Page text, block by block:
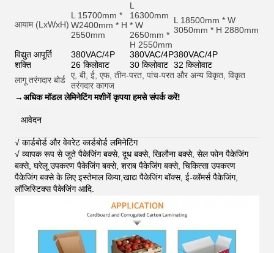
आयाम (LxWxH)
L 15700mm *
W2400mm * H
2550mm
L
16300mm
* W
2650mm *
H 2550mm
L 18500mm * W
3050mm * H 2880mm
विद्युत आपूर्ति 380VAC/4P 380VAC/4P380VAC/4P
शक्ति
26 किलोवाट 30 किलोवाट 32 किलोवाट
लागू तरंगदार बोर्ड ए, बी, ई, एफ, तीन-परत, पांच-परत और अन्य विकृत, विकृत
तरंगदार कागज
→अधिक मॉडल लेमिनेटिंग मशीनें कृपया हमसे संपर्क करें!
आवेदन
√ कार्डबोर्ड और वेवरेट कार्डबोर्ड लमिनेटिंग
√ व्यापक रूप से जूते पैकेजिंग बक्से, दूध बक्से, खिलौना बक्से, सेल फोन पैकेजिंग
बक्से, घरेलू उपकरण पैकेजिंग बक्से, शराब पैकेजिंग बक्से, चिकित्सा उपकरण
पैकेजिंग बक्से के लिए इस्तेमाल किया,खाद्य पैकेजिंग बॉक्स, ई-कॉमर्स पैकेजिंग,
लॉजिस्टिक्स पैकेजिंग आदि